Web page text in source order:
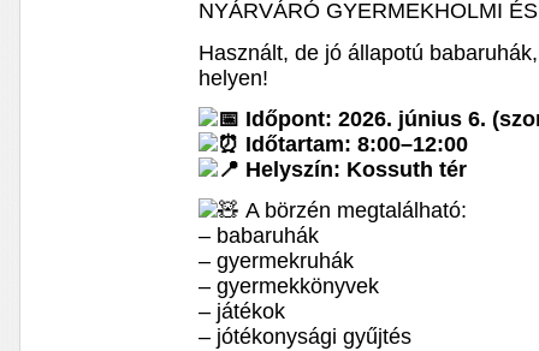
NYÁRVÁRÓ GYERMEKHOLMI
Használt, de jó állapotú
helyen!
Időpont: 2026. június 6.
Időtartam: 8:00–12:00
Helyszín: Kossuth tér
A börzén megtalálható:
– babaruhák
– gyermekruhák
– gyermekkönyvek
– játékok
– jótékonysági gyűjtés